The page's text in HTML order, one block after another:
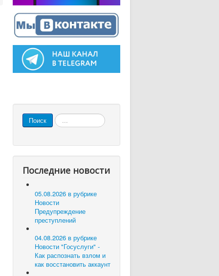
Поиск Искать...
Последние новости
05.08.2026 в рубрике
Новости
Предупреждение
преступлений
04.08.2026 в рубрике
Новости "Госуслуги" -
Как распознать взлом и
как восстановить аккаунт